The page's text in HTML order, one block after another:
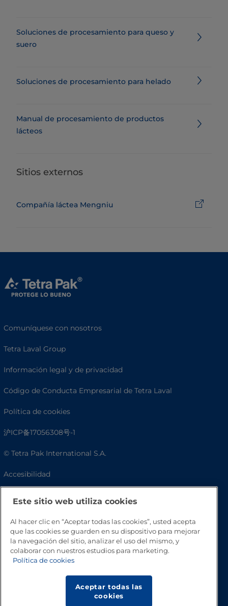
Soluciones de procesamiento para queso y
suero
Soluciones de procesamiento para helado
Manual de procesamiento de productos
lácteos
Sitios externos
Compañía láctea Mengniu
Comuníquese con nosotros
Tetra Laval Group
Información legal y de privacidad
Código de Conducta Empresarial de Tetra Laval
Política de cookies
沪ICP备17056308号-1
© Tetra Pak International S.A.
Accesibilidad
Este sitio web utiliza cookies
Al hacer clic en “Aceptar todas las cookies”, usted acepta
que las cookies se guarden en su dispositivo para mejorar
la navegación del sitio, analizar el uso del mismo, y
colaborar con nuestros estudios para marketing.
Política de cookies
Aceptar todas las
cookies